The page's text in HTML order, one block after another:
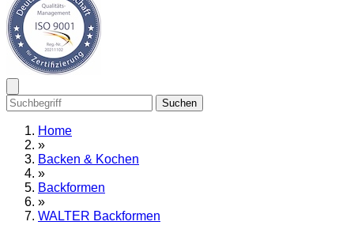
Suchen
Home
»
Backen & Kochen
»
Backformen
»
WALTER Backformen